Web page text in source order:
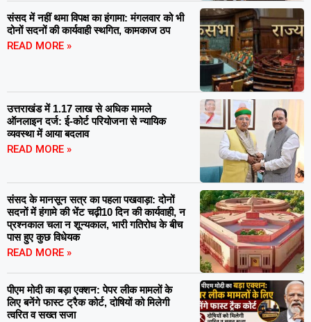
संसद में नहीं थमा विपक्ष का हंगामा: मंगलवार को भी
दोनों सदनों की कार्यवाही स्थगित, कामकाज ठप
READ MORE »
उत्तराखंड में 1.17 लाख से अधिक मामले
ऑनलाइन दर्ज: ई-कोर्ट परियोजना से न्यायिक
व्यवस्था में आया बदलाव
READ MORE »
संसद के मानसून सत्र का पहला पखवाड़ा: दोनों
सदनों में हंगामे की भेंट चढ़ी10 दिन की कार्यवाही, न
प्रश्नकाल चला न शून्यकाल, भारी गतिरोध के बीच
पास हुए कुछ विधेयक
READ MORE »
पीएम मोदी का बड़ा एक्शन: पेपर लीक मामलों के
लिए बनेंगे फास्ट ट्रैक कोर्ट, दोषियों को मिलेगी
त्वरित व सख्त सजा